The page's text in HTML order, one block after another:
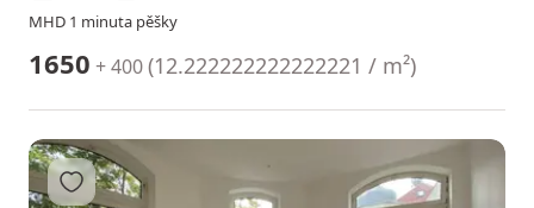
MHD 1 minuta pěšky
1650 + 400(12.222222222222221 / m²)
Přidat do oblíbených